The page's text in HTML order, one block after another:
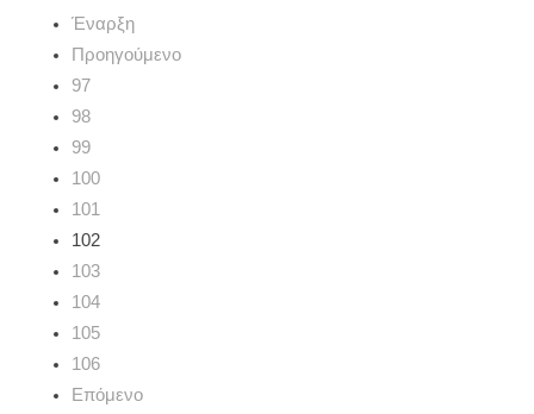
Έναρξη
Προηγούμενο
97
98
99
100
101
102
103
104
105
106
Επόμενο